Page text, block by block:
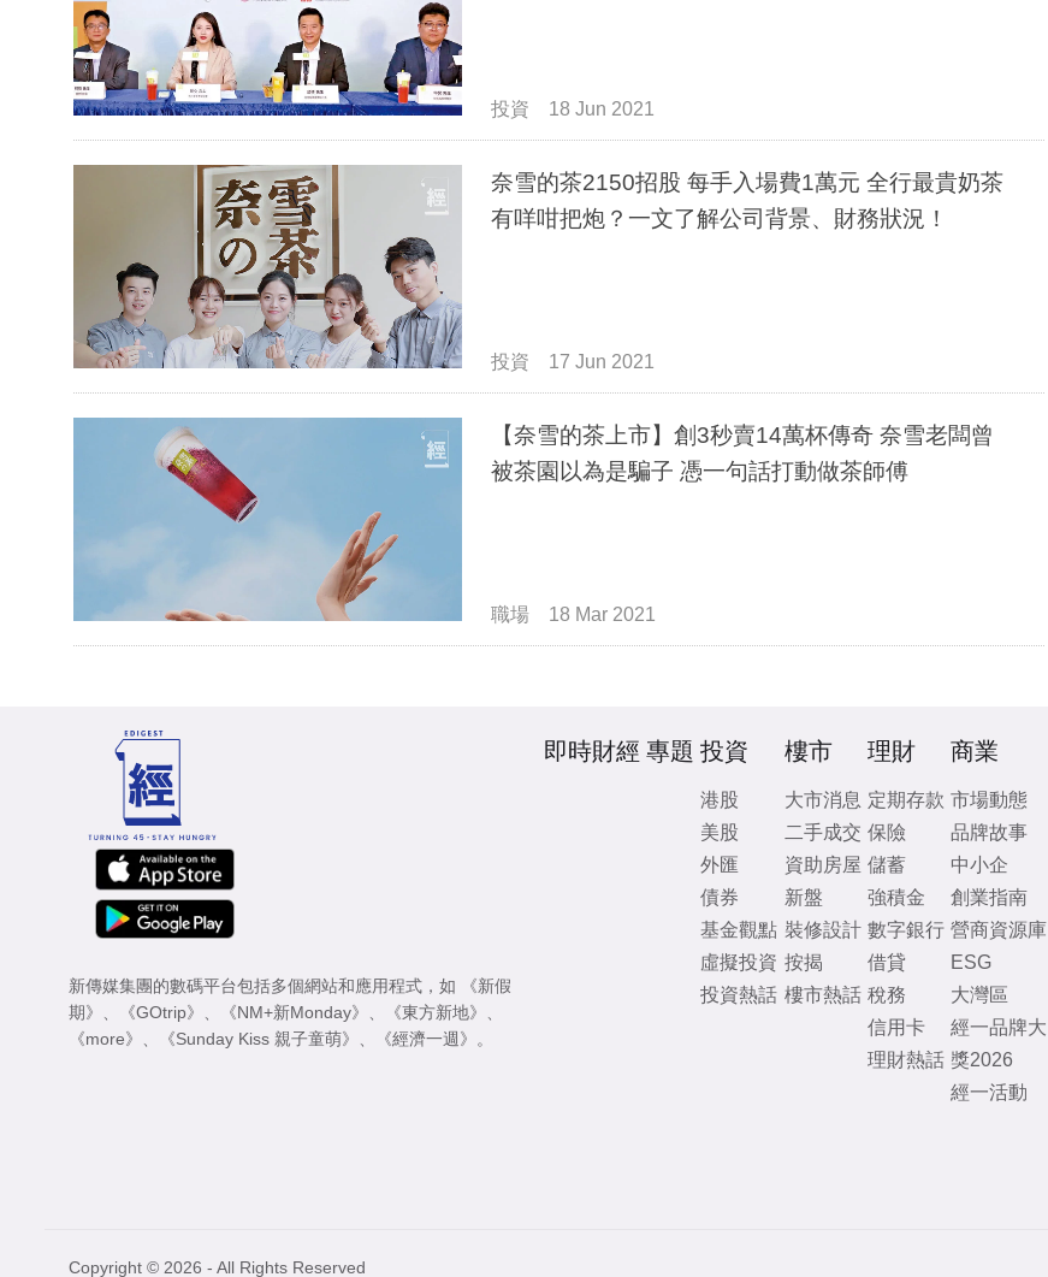
投資 18 Jun 2021
奈雪的茶2150招股 每手入場費1萬元 全行最貴奶茶
有咩咁把炮？一文了解公司背景、財務狀況！
投資 17 Jun 2021
【奈雪的茶上市】創3秒賣14萬杯傳奇 奈雪老闆曾
被茶園以為是騙子 憑一句話打動做茶師傅
職場 18 Mar 2021
新傳媒集團的數碼平台包括多個網站和應用程式，如
《新假
期》
《GOtrip》 《NM+新Monday》 《東方新地》
《more》
《Sunday Kiss 親子童萌》 《經濟一週》 。
即時財經 專題 投資
港股
美股
外匯
債券
基金觀點
虛擬投資
投資熱話
樓市
大市消息
二手成交
資助房屋
新盤
裝修設計
按揭
樓市熱話
理財
定期存款
保險
儲蓄
強積金
數字銀行
借貸
稅務
信用卡
理財熱話
商業
市場動態
品牌故事
中小企
創業指南
營商資源庫
ESG
大灣區
經一品牌大
獎2026
經一活動
Copyright © 2026 - All Rights Reserved